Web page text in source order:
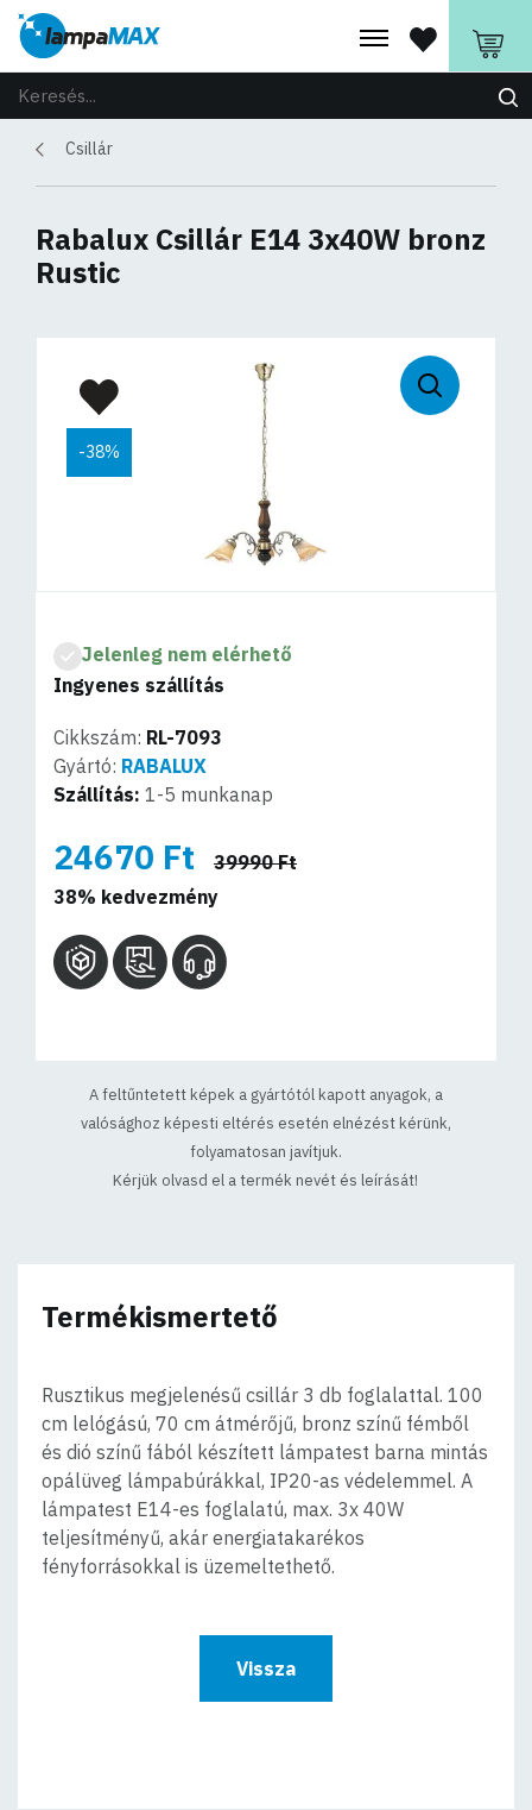
Csillár
Rabalux Csillár E14 3x40W bronz
Rustic
-38%
Jelenleg nem elérhető
Ingyenes szállítás
Cikkszám: RL-7093
Gyártó: RABALUX
Szállítás: 1-5 munkanap
24670 Ft
39990 Ft
38% kedvezmény
A feltűntetett képek a gyártótól kapott anyagok, a
valósághoz képesti eltérés esetén elnézést kérünk,
folyamatosan javítjuk.
Kérjük olvasd el a termék nevét és leírását!
Termékismertető
Rusztikus megjelenésű csillár 3 db foglalattal. 100
cm lelógású, 70 cm átmérőjű, bronz színű fémből
és dió színű fából készített lámpatest barna mintás
opálüveg lámpabúrákkal, IP20-as védelemmel. A
lámpatest E14-es foglalatú, max. 3x 40W
teljesítményű, akár energiatakarékos
fényforrásokkal is üzemeltethető.
Vissza